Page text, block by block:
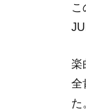
こ
楽
全
た